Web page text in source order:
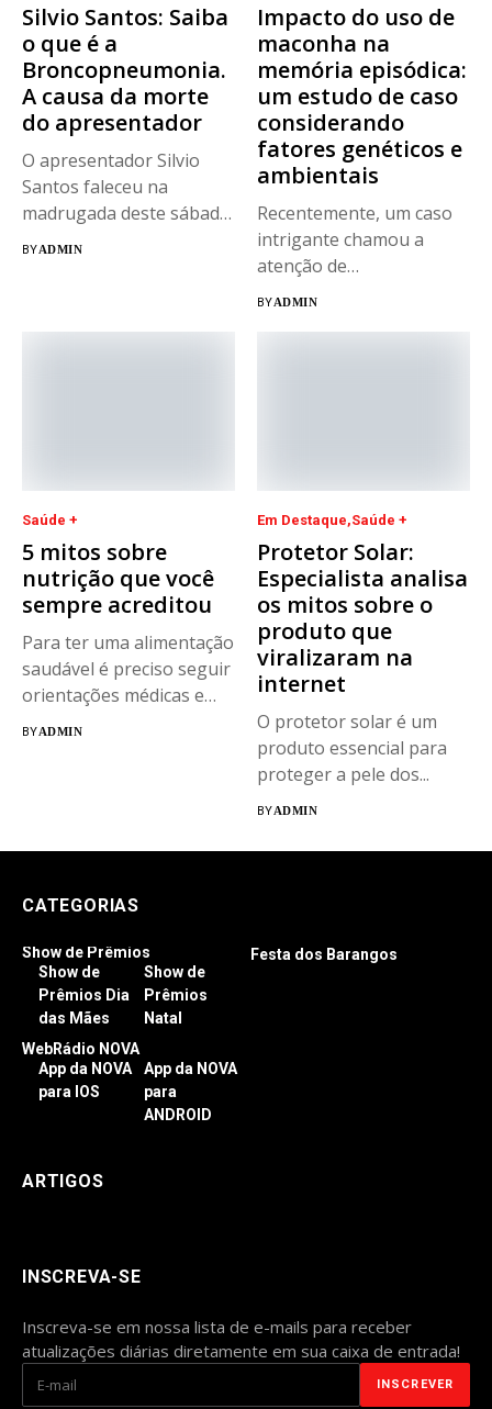
Silvio Santos: Saiba
o que é a
Broncopneumonia.
A causa da morte
do apresentador
O apresentador Silvio
Santos faleceu na
madrugada deste sábado
(17), aos 93...
BYADMIN
Impacto do uso de
maconha na
memória episódica:
um estudo de caso
considerando
fatores genéticos e
ambientais
Recentemente, um caso
intrigante chamou a
atenção de
neuropsicólogos em
BYADMIN
Saúde +
5 mitos sobre
nutrição que você
sempre acreditou
Para ter uma alimentação
saudável é preciso seguir
orientações médicas e
evitar...
BYADMIN
Em Destaque Saúde +
Protetor Solar:
Especialista analisa
os mitos sobre o
produto que
viralizaram na
internet
O protetor solar é um
produto essencial para
proteger a pele dos...
BYADMIN
CATEGORIAS
Show de Prêmios
Show de
Prêmios Dia
das Mães
Show de
Prêmios
Natal
Festa dos Barangos
WebRádio NOVA
App da NOVA
para IOS
App da NOVA
para
ANDROID
ARTIGOS
INSCREVA-SE
Inscreva-se em nossa lista de e-mails para receber
atualizações diárias diretamente em sua caixa de entrada!